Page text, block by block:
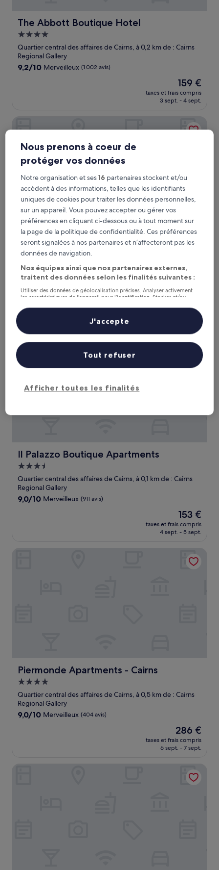
The Abbott Boutique Hotel
The Abbott Boutique Hotel
Hébergement
4.0 étoiles
Quartier central des affaires de Cairns, à 0,2 km de : Cairns
Regional Gallery
9.2
9,2/10 Merveilleux (1 002 avis)
Le
nouveau
prix
de
159 €
159 €
taxes et frais compris
3 sept. - 4 sept.
Crystalbrook Bailey
Crystalbrook Bailey
Hébergement
Regional Gallery
9.2
sur
10,
Merveilleux,
(1 006 avis)
Le
nouveau
de
141 €
141 €
taxes et frais compris
6 sept. - 7 sept.
Il Palazzo Boutique Apartments
Il Palazzo Boutique Apartments
Hébergement
3.5 étoiles
Quartier central des affaires de Cairns, à 0,1 km de : Cairns
Regional Gallery
9.0
9,0/10 Merveilleux (911 avis)
Le
nouveau
prix
de
153 €
153 €
taxes et frais compris
4 sept. - 5 sept.
Il Palazzo Boutique Apartments
Piermonde Apartments - Cairns
Piermonde Apartments - Cairns
Hébergement
4.0 étoiles
Quartier central des affaires de Cairns, à 0,5 km de : Cairns
Regional Gallery
9.0
9,0/10 Merveilleux (404 avis)
Le
nouveau
prix
de
286 €
286 €
taxes et frais compris
6 sept. - 7 sept.
Nous prenons à coeur de
protéger vos données
Notre organisation et ses16 partenaires stockent et/ou
accèdent à des informations, telles que les identifiants
uniques de cookies pour traiter les données personnelles,
sur un appareil. Vous pouvez accepter ou gérer vos
préférences en cliquant ci-dessous ou à tout moment sur
la page de la politique de confidentialité. Ces préférences
seront signalées à nos partenaires et n’affecteront pas les
données de navigation.
Nos équipes ainsi que nos partenaires externes,
traitent des données selon les finalités suivantes :
Utiliser des données de géolocalisation précises. Analyser activement
les caractéristiques de l’appareil pour l’identification. Stocker et/ou
personnalisés, mesure de performance des publicités et du contenu,
études d’audience et développement de services.
Liste de nos partenaires (fournisseurs)
Afficher toutes les finalités
Tout refuser
J'accepte